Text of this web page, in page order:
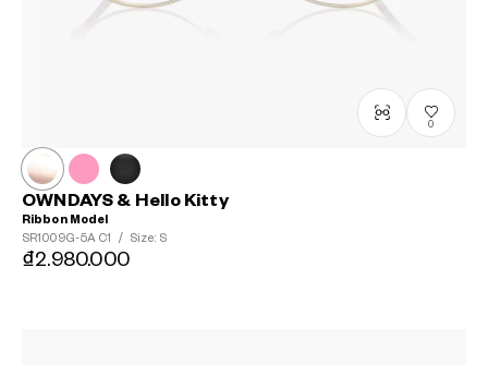
0
OWNDAYS & Hello Kitty
Ribbon Model
SR1009G-5A C1 / Size: S
₫2.980.000